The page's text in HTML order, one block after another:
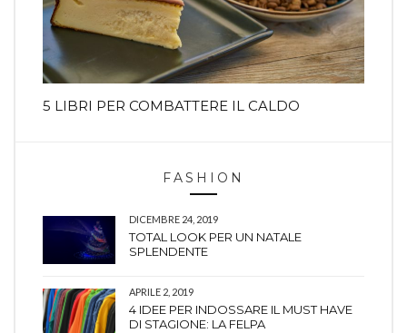
5 LIBRI PER COMBATTERE IL CALDO
FASHION
DICEMBRE 24, 2019
TOTAL LOOK PER UN NATALE
SPLENDENTE
APRILE 2, 2019
4 IDEE PER INDOSSARE IL MUST HAVE
DI STAGIONE: LA FELPA